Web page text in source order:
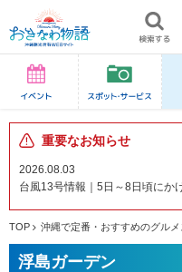
重要なお知らせ
2026.08.03
台風13号情報｜5日～8日頃にか
TOP 沖縄で定番・おすすめのグルメ
浮島ガーデン